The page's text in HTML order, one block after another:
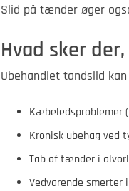
Slid på tænder øger
Hvad sker
Ubehandlet tandslid
Kæbeledsproblemer
Kronisk ubehag ved
Tab af tænder i
Vedvarende smerter